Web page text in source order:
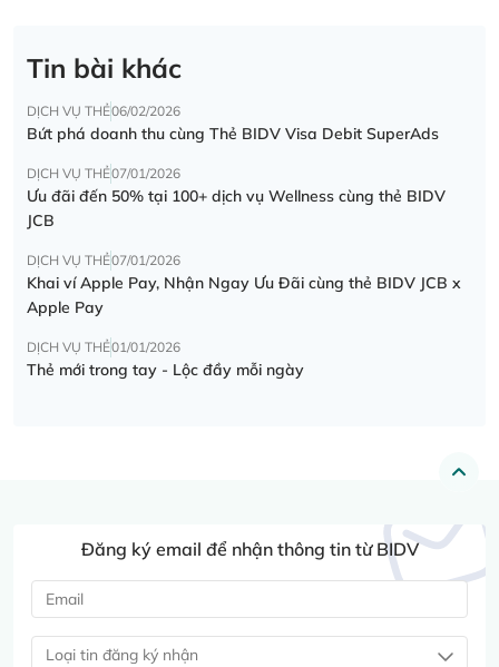
Tin bài khác
DỊCH VỤ THẺ06/02/2026
Bứt phá doanh thu cùng Thẻ BIDV Visa Debit SuperAds
DỊCH VỤ THẺ07/01/2026
Ưu đãi đến 50% tại 100+ dịch vụ Wellness cùng thẻ BIDV
JCB
DỊCH VỤ THẺ07/01/2026
Khai ví Apple Pay, Nhận Ngay Ưu Đãi cùng thẻ BIDV JCB x
Apple Pay
DỊCH VỤ THẺ01/01/2026
Thẻ mới trong tay - Lộc đầy mỗi ngày
Đăng ký email để nhận thông tin từ BIDV
Loại tin đăng ký nhận